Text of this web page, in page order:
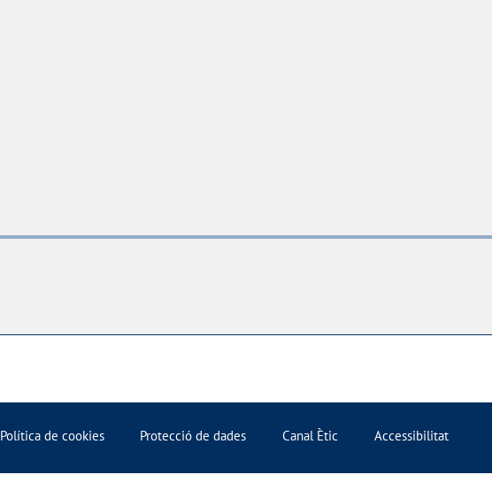
Política de cookies Protecció de dades Canal Ètic Accessibilitat